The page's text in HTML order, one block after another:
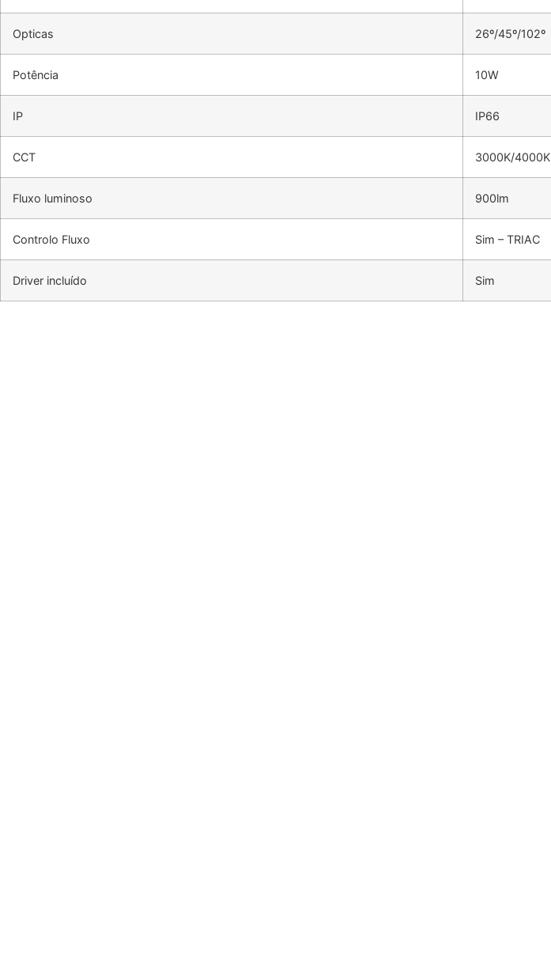
Opticas 26º/45º/102º
Potência 10W
IP IP66
CCT 3000K/4000K
Fluxo luminoso 900lm
Controlo Fluxo Sim – TRIAC
Driver incluído Sim